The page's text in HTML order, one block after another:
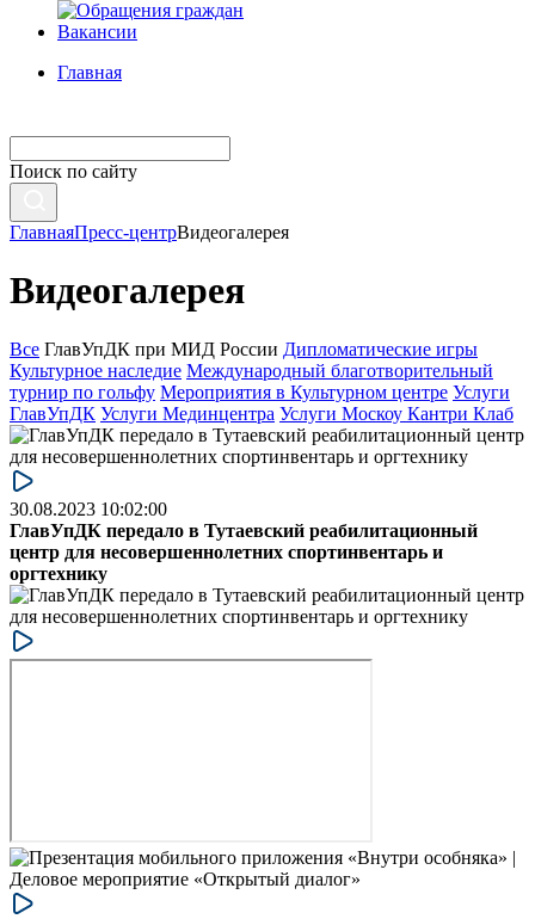
Вакансии
Главная
Поиск по сайту
ГлавнаяПресс-центрВидеогалерея
Видеогалерея
Все ГлавУпДК при МИД России Дипломатические игры
Культурное наследие Международный благотворительный
турнир по гольфу Мероприятия в Культурном центре Услуги
ГлавУпДК Услуги Мединцентра Услуги Москоу Кантри Клаб
30.08.2023 10:02:00
ГлавУпДК передало в Тутаевский реабилитационный
центр для несовершеннолетних спортинвентарь и
оргтехнику